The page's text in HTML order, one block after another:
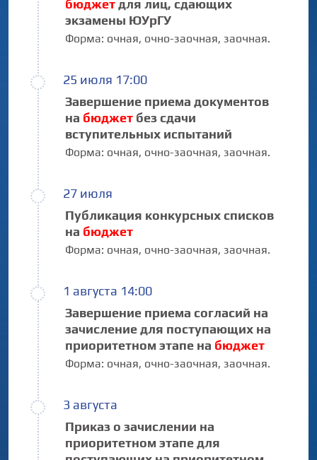
бюджетдля лиц, сдающих
экзамены ЮУрГУ
Форма: очная, очно-заочная, заочная.
25 июля 17:00
Завершение приема документов
на бюджет без сдачи
вступительных испытаний
Форма: очная, очно-заочная, заочная.
27 июля
Публикация конкурсных списков
на бюджет
Форма: очная, очно-заочная, заочная.
1 августа 14:00
Завершение приема согласий на
зачисление для поступающих на
приоритетном этапе на бюджет
Форма: очная, очно-заочная, заочная.
3 августа
Приказ о зачислении на
приоритетном этапе для